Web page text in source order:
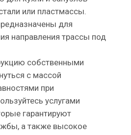
или пластмассы.
для
направления трассы под
собственными
с массой
при
услугами
гарантируют
а также высокое